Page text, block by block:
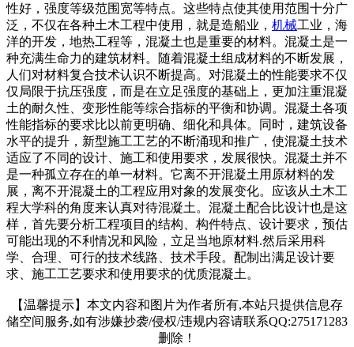
性好，强度等级范围宽等特点。这些特点使其使用范围十分广
泛，不仅在各种土木工程中使用，就是造船业， 机械工业，海
洋的开发，地热工程等，混凝土也是重要的材料。混凝土是一
种充满生命力的建筑材料。随着混凝土组成材料的不断发展，
人们对材料复合技术认识不断提高。对混凝土的性能要求不仅
仅局限于抗压强度，而是在立足强度的基础上，更加注重混凝
土的耐久性、变形性能等综合指标的平衡和协调。混凝土各项
性能指标的要求比以前更明确、细化和具体。同时，建筑设备
水平的提升，新型施工工艺的不断涌现和推广，使混凝土技术
适应了不同的设计、施工和使用要求，发展很快。混凝土并不
是一种孤立存在的单一材料。它离不开混凝土用原材料的发
展，离不开混凝土的工程应用对象的发展变化。应该从土木工
程大学科的角度来认真对待混凝土。混凝土配合比设计也是这
样，首先要分析工程项目的结构、构件特点、设计要求，预估
可能出现的不利情况和风险，立足当地原材料.然后采用科
学、合理、可行的技术线路、技术手段。配制出满足设计要
求、施工工艺要求和使用要求的优质混凝土。
【温馨提示】本文内容和图片为作者所有,本站只提供信息存
储空间服务,如有涉嫌抄袭/侵权/违规内容请联系QQ:275171283
删除！